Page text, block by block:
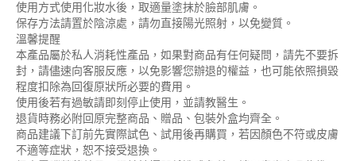
使用方式使用化妝水後，取適量塗抹於臉部肌膚。
保存方法請置於陰涼處，請勿直接陽光照射，以免變質。
溫馨提醒
本產品屬於私人消耗性產品，如果對商品有任何疑問，請先不要拆
封，請儘速向客服反應，以免影響您辦退的權益，也可能依照損毀
程度扣除為回復原狀所必要的費用。
使用後若有過敏請即刻停止使用，並請教醫生。
退貨時務必附回原完整商品、贈品、包裝外盒均齊全。
商品建議下訂前先實際試色、試用後再購買，若因顏色不符或皮膚
不適等症狀，恕不接受退換。